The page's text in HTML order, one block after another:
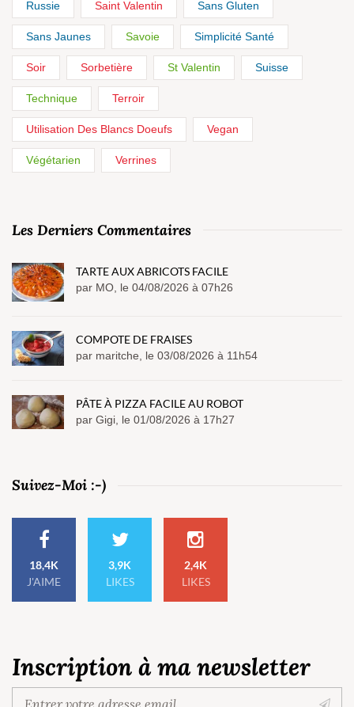
Russie Saint Valentin Sans Gluten
Sans Jaunes Savoie Simplicité Santé
Soir Sorbetière St Valentin Suisse
Technique Terroir
Utilisation Des Blancs Doeufs Vegan
Végétarien Verrines
Les Derniers Commentaires
TARTE AUX ABRICOTS FACILE
par MO, le 04/08/2026 à 07h26
COMPOTE DE FRAISES
par maritche, le 03/08/2026 à 11h54
PÂTE À PIZZA FACILE AU ROBOT
par Gigi, le 01/08/2026 à 17h27
Suivez-Moi :-)
18,4K
J'AIME
3,9K
LIKES
2,4K
LIKES
Inscription à ma newsletter